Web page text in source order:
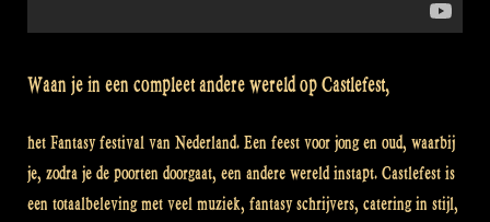
Waan je in een compleet andere wereld op Castlefest,
het Fantasy festival van Nederland. Een feest voor jong en oud, waarbij
je, zodra je de poorten doorgaat, een andere wereld instapt. Castlefest is
een totaalbeleving met veel muziek, fantasy schrijvers, catering in stijl,